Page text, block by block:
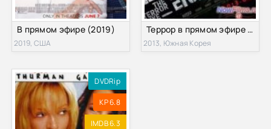
В прямом эфире (2019)
2019, США
Террор в прямом эфире / 90 минут террора (2013)
2013, Южная Корея
DVDRip
KP 6.8
IMDB 6.3